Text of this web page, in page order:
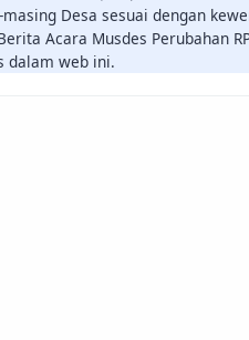
Desa sesuai dengan
Acara Musdes Perubahan
dalam web ini.